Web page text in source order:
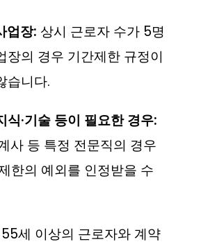
업장: 상시 근로자 수가 5명
장의 경우 기간제한 규정이
습니다.
식·기술 등이 필요한 경우:
사 등 특정 전문직의 경우
한의 예외를 인정받을 수
세 이상의 근로자와 계약